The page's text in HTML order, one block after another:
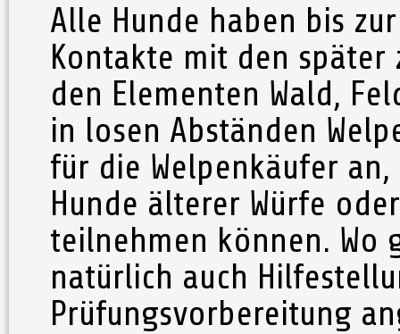
Alle Hunde haben bis
Kontakte mit den
den Elementen Wald,
in losen Abständen
für die Welpenkäufer
Hunde älterer Würfe
teilnehmen können. Wo
natürlich auch
Prüfungsvorbereitung